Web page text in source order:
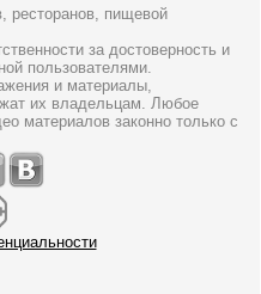
ресторанов, пищевой
за достоверность и
пользователями.
и материалы,
их владельцам. Любое
материалов законно только с